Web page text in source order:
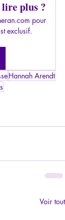
lire plus ?
pour
exclusif.
Hannah Arendt
Voir tout